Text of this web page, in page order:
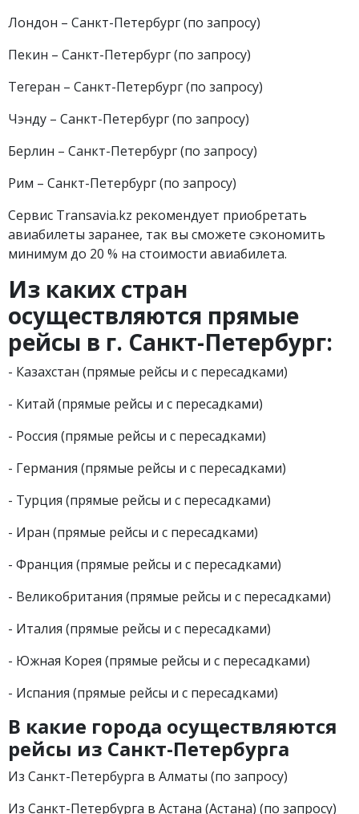
Лондон – Санкт-Петербург (по запросу)
Пекин – Санкт-Петербург (по запросу)
Тегеран – Санкт-Петербург (по запросу)
Чэнду – Санкт-Петербург (по запросу)
Берлин – Санкт-Петербург (по запросу)
Рим – Санкт-Петербург (по запросу)
Сервис Transavia.kz рекомендует приобретать
авиабилеты заранее, так вы сможете сэкономить
минимум до 20 % на стоимости авиабилета.
Из каких стран
осуществляются прямые
рейсы в г. Санкт-Петербург:
- Казахстан (прямые рейсы и с пересадками)
- Китай (прямые рейсы и с пересадками)
- Россия (прямые рейсы и с пересадками)
- Германия (прямые рейсы и с пересадками)
- Турция (прямые рейсы и с пересадками)
- Иран (прямые рейсы и с пересадками)
- Франция (прямые рейсы и с пересадками)
- Великобритания (прямые рейсы и с пересадками)
- Италия (прямые рейсы и с пересадками)
- Южная Корея (прямые рейсы и с пересадками)
- Испания (прямые рейсы и с пересадками)
В какие города осуществляются
рейсы из Санкт-Петербурга
Из Санкт-Петербурга в Алматы (по запросу)
Из Санкт-Петербурга в Астана (Астана) (по запросу)